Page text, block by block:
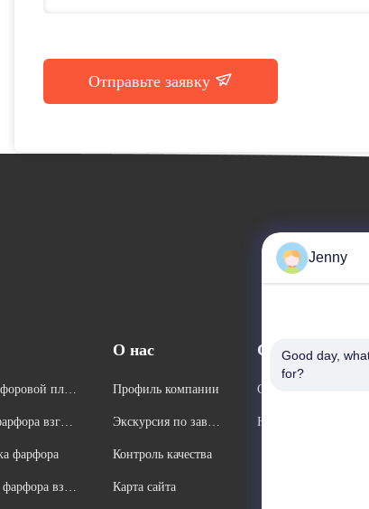
Отправьте заявку
плит
взгля
фарфора
взгл
О нас
Профиль компании
Экскурсия по завод
Контроль качества
Карта сайта
События
Случаи
Новости
Jenny
Good day,
for?